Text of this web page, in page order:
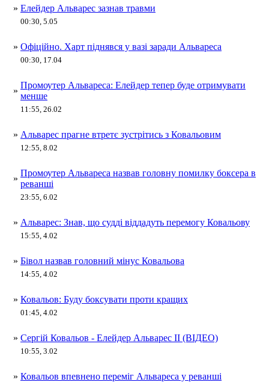
» Елейдер Альварес зазнав травми
00:30, 5.05
» Офіційно. Харт піднявся у вазі заради Альвареса
00:30, 17.04
»
Промоутер Альвареса: Елейдер тепер буде отримувати
менше
11:55, 26.02
» Альварес прагне втретє зустрітись з Ковальовим
12:55, 8.02
»
Промоутер Альвареса назвав головну помилку боксера в
реванші
23:55, 6.02
» Альварес: Знав, що судді віддадуть перемогу Ковальову
15:55, 4.02
» Бівол назвав головний мінус Ковальова
14:55, 4.02
» Ковальов: Буду боксувати проти кращих
01:45, 4.02
» Сергій Ковальов - Елейдер Альварес II (ВІДЕО)
10:55, 3.02
» Ковальов впевнено переміг Альвареса у реванші